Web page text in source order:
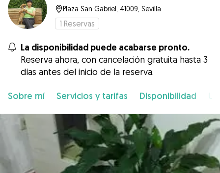
Plaza San Gabriel, 41009, Sevilla
1 Reservas
La disponibilidad puede acabarse pronto.
Reserva ahora, con cancelación gratuita hasta 3
días antes del inicio de la reserva.
Sobre mí Servicios y tarifas Disponibilidad